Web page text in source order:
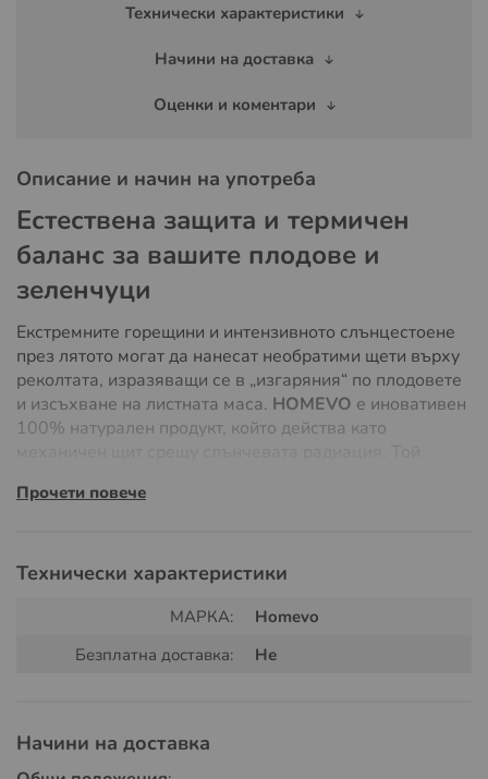
Технически характеристики
Начини на доставка
Оценки и коментари
Описание и начин на употреба
Естествена защита и термичен
баланс за вашите плодове и
зеленчуци
Екстремните горещини и интензивното слънцестоене
през лятото могат да нанесат необратими щети върху
реколтата, изразяващи се в „изгаряния“ по плодовете
и изсъхване на листната маса. HOMEVO е иновативен
100% натурален продукт, който действа като
температурата на растението и предотвратява
Минерална технология за по-добра
HOMEVO не само защитава, но и подобрява
Каолин:Този минерал образува светъл слой, който
Прочети повече
Технически характеристики
МАРКА:
Homevo
Безплатна доставка:
Не
Начини на доставка